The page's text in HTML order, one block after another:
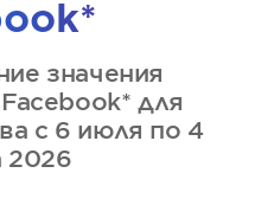
значения
Facebook* для
с 6 июля по 4
2026